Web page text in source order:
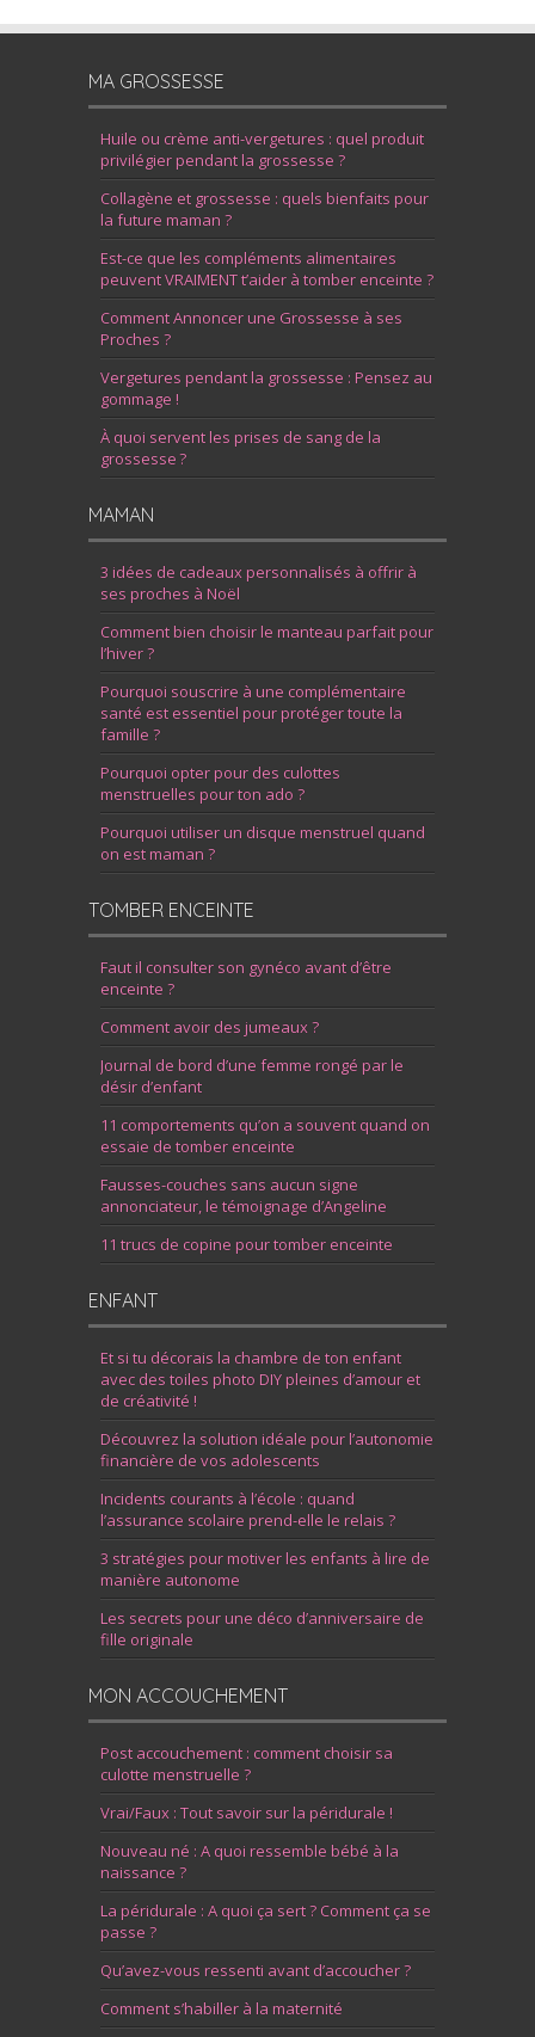
MA GROSSESSE
Huile ou crème anti-vergetures : quel produit
privilégier pendant la grossesse ?
Collagène et grossesse : quels bienfaits pour
la future maman ?
Est-ce que les compléments alimentaires
peuvent VRAIMENT t’aider à tomber enceinte ?
Comment Annoncer une Grossesse à ses
Proches ?
Vergetures pendant la grossesse : Pensez au
gommage !
À quoi servent les prises de sang de la
grossesse ?
MAMAN
3 idées de cadeaux personnalisés à offrir à
ses proches à Noël
Comment bien choisir le manteau parfait pour
l’hiver ?
Pourquoi souscrire à une complémentaire
santé est essentiel pour protéger toute la
famille ?
Pourquoi opter pour des culottes
menstruelles pour ton ado ?
Pourquoi utiliser un disque menstruel quand
on est maman ?
TOMBER ENCEINTE
Faut il consulter son gynéco avant d’être
enceinte ?
Comment avoir des jumeaux ?
Journal de bord d’une femme rongé par le
désir d’enfant
11 comportements qu’on a souvent quand on
essaie de tomber enceinte
Fausses-couches sans aucun signe
annonciateur, le témoignage d’Angeline
11 trucs de copine pour tomber enceinte
ENFANT
Et si tu décorais la chambre de ton enfant
avec des toiles photo DIY pleines d’amour et
de créativité !
Découvrez la solution idéale pour l’autonomie
financière de vos adolescents
Incidents courants à l’école : quand
l’assurance scolaire prend-elle le relais ?
3 stratégies pour motiver les enfants à lire de
manière autonome
Les secrets pour une déco d’anniversaire de
fille originale
MON ACCOUCHEMENT
Post accouchement : comment choisir sa
culotte menstruelle ?
Vrai/Faux : Tout savoir sur la péridurale !
Nouveau né : A quoi ressemble bébé à la
naissance ?
La péridurale : A quoi ça sert ? Comment ça se
passe ?
Qu’avez-vous ressenti avant d’accoucher ?
Comment s’habiller à la maternité